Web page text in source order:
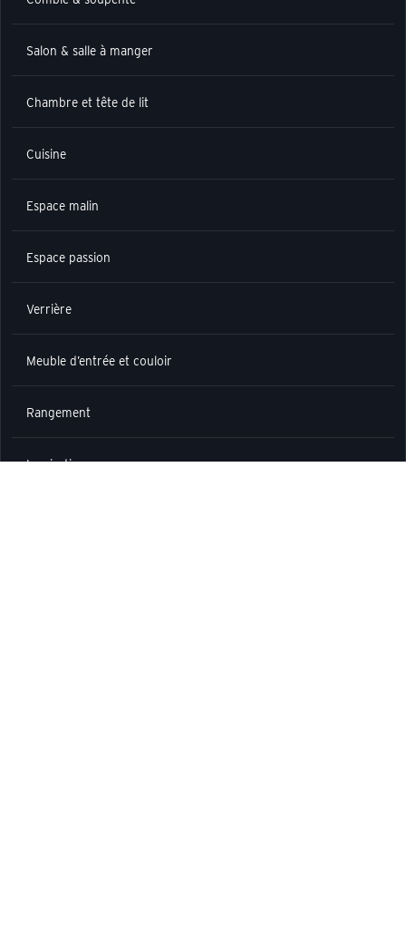
Salon & salle à manger
Chambre et tête de lit
Cuisine
Espace malin
Espace passion
Verrière
Meuble d’entrée et couloir
Rangement
Inspirations